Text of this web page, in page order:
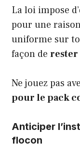
La loi impose
pour une
uniforme sur
façon de rester
Ne jouez pas
pour le pack
Anticiper
flocon